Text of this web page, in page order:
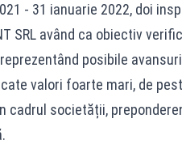
- 31 ianuarie 2022, doi
SRL având ca obiectiv
posibile
valori foarte mari, de
cadrul societății,